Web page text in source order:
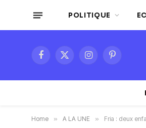
POLITIQUE
Facebook
X
InstagramPinterest
Home » A LA UNE » Fria : deux